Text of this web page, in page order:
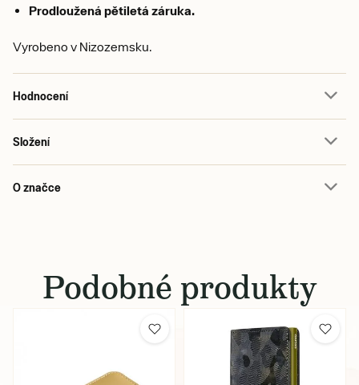
Prodloužená pětiletá záruka.
Vyrobeno v Nizozemsku.
Hodnocení
Složení
O značce
Podobné produkty